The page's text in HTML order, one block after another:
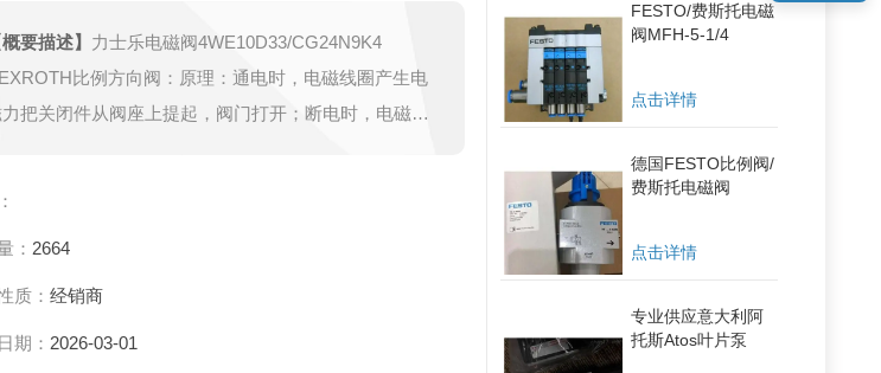
概要描述】 力士乐电磁阀4WE10D33/CG24N9K4
比例方向阀：原理：通电时，电磁线圈产生电
把关闭件从阀座上提起，阀门打开；断电时，电磁力
： 2664
质： 经销商
期： 2026-03-01
FESTO/费斯托电磁
阀MFH-5-1/4
点击详情
德国FESTO比例阀/
费斯托电磁阀
点击详情
专业供应意大利阿
托斯Atos叶片泵